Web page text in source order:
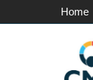
Home